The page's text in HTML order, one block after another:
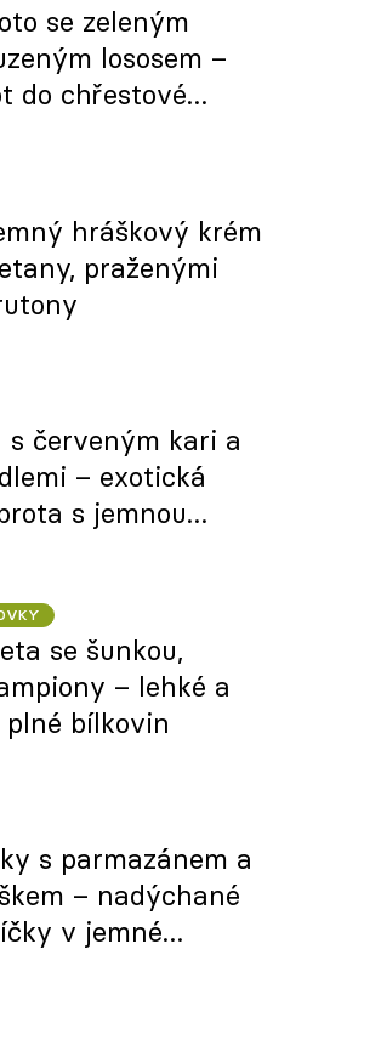
se zeleným
lososem –
do chřestové
hráškový krém
praženými
s červeným kari a
– exotická
s jemnou
se šunkou,
– lehké a
bílkovin
s parmazánem a
– nadýchané
v jemné